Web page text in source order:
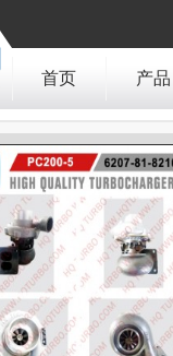
首页 产品